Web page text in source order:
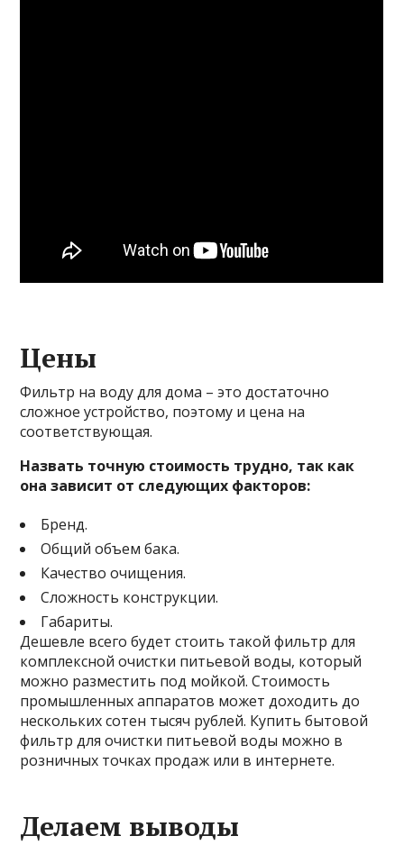
Цены
Фильтр на воду для дома – это достаточно
сложное устройство, поэтому и цена на
соответствующая.
Назвать точную стоимость трудно, так как
она зависит от следующих факторов:
Бренд.
Общий объем бака.
Качество очищения.
Сложность конструкции.
Габариты.
Дешевле всего будет стоить такой фильтр для
комплексной очистки питьевой воды, который
можно разместить под мойкой. Стоимость
промышленных аппаратов может доходить до
нескольких сотен тысяч рублей. Купить бытовой
фильтр для очистки питьевой воды можно в
розничных точках продаж или в интернете.
Делаем выводы